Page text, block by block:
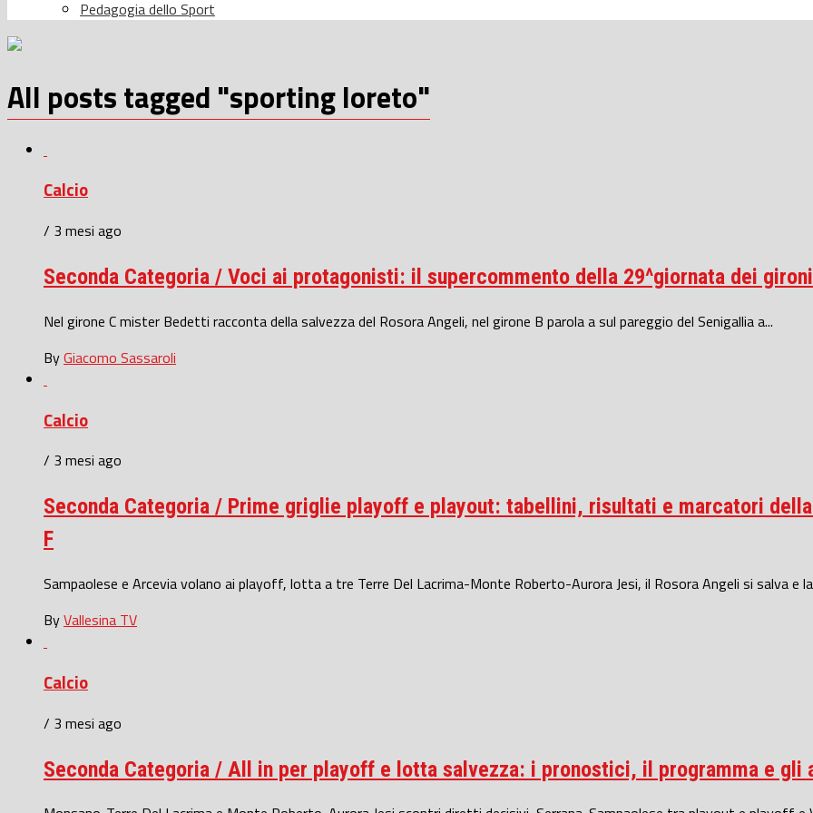
Pedagogia dello Sport
All posts tagged "sporting loreto"
Calcio
/ 3 mesi ago
Seconda Categoria / Voci ai protagonisti: il supercommento della 29^giornata dei
Nel girone C mister Bedetti racconta della salvezza del Rosora Angeli, nel girone B parola a sul pareggio del Senigallia a...
ByGiacomo Sassaroli
Calcio
/ 3 mesi ago
Seconda Categoria / Prime griglie playoff e playout: tabellini, risultati e marcatori
F
Sampaolese e Arcevia volano ai playoff, lotta a tre Terre Del Lacrima-Monte Roberto-Aurora Jesi, il Rosora Angeli si salva e
ByVallesina TV
Calcio
/ 3 mesi ago
Seconda Categoria / All in per playoff e lotta salvezza: i pronostici, il programma e gli